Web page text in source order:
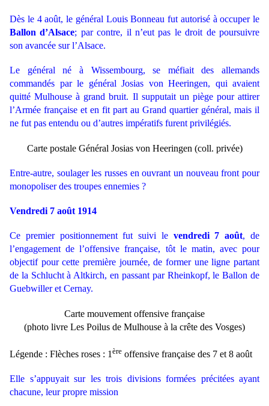
Dès le 4 août, le général Louis Bonneau fut autorisé à occuper le
Ballon d’Alsace; par contre, il n’eut pas le droit de poursuivre
son avancée sur l’Alsace.
Le général né à Wissembourg, se méfiait des allemands
commandés par le général Josias von Heeringen, qui avaient
quitté Mulhouse à grand bruit. Il supputait un piège pour attirer
l’Armée française et en fit part au Grand quartier général, mais il
ne fut pas entendu ou d’autres impératifs furent privilégiés.
Carte postale Général Josias von Heeringen (coll. privée)
Entre-autre, soulager les russes en ouvrant un nouveau front pour
monopoliser des troupes ennemies ?
Vendredi 7 août 1914
Ce premier positionnement fut suivi le vendredi 7 août, de
l’engagement de l’offensive française, tôt le matin, avec pour
objectif pour cette première journée, de former une ligne partant
de la Schlucht à Altkirch, en passant par Rheinkopf, le Ballon de
Guebwiller et Cernay.
Carte mouvement offensive française
(photo livre Les Poilus de Mulhouse à la crête des Vosges)
Légende : Flèches roses : 1 ère offensive française des 7 et 8 août
Elle s’appuyait sur les trois divisions formées précitées ayant
chacune, leur propre mission